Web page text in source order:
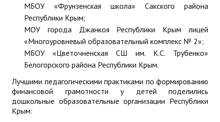
МБОУ «Фрунзенская школа» Сакского района
Республики Крым;
МОУ города Джанкоя Республики Крым лицей
«Многоуровневый образовательный комплекс № 2»;
МБОУ «Цветочненская СШ им. К.С. Трубенко»
Белогорского района Республики Крым.
Лучшими педагогическими практиками по формированию
финансовой грамотности у детей поделились
дошкольные образовательные организации Республики
Крым: